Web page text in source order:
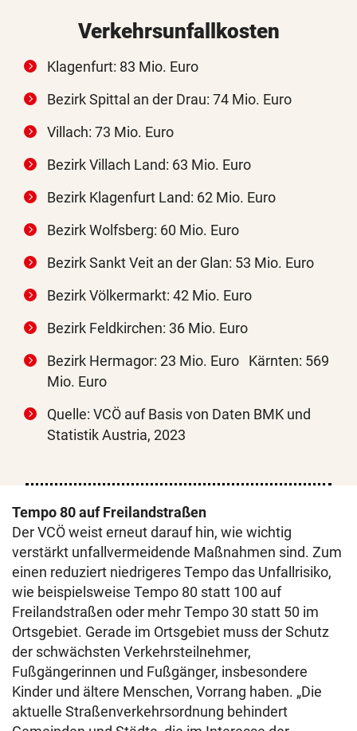
Verkehrsunfallkosten
Klagenfurt: 83 Mio. Euro
Bezirk Spittal an der Drau: 74 Mio. Euro
Villach: 73 Mio. Euro
Bezirk Villach Land: 63 Mio. Euro
Bezirk Klagenfurt Land: 62 Mio. Euro
Bezirk Wolfsberg: 60 Mio. Euro
Bezirk Sankt Veit an der Glan: 53 Mio. Euro
Bezirk Völkermarkt: 42 Mio. Euro
Bezirk Feldkirchen: 36 Mio. Euro
Bezirk Hermagor: 23 Mio. Euro Kärnten: 569
Mio. Euro
Quelle: VCÖ auf Basis von Daten BMK und
Statistik Austria, 2023
Tempo 80 auf Freilandstraßen
Der VCÖ weist erneut darauf hin, wie wichtig
verstärkt unfallvermeidende Maßnahmen sind. Zum
einen reduziert niedrigeres Tempo das Unfallrisiko,
wie beispielsweise Tempo 80 statt 100 auf
Freilandstraßen oder mehr Tempo 30 statt 50 im
Ortsgebiet. Gerade im Ortsgebiet muss der Schutz
der schwächsten Verkehrsteilnehmer,
Fußgängerinnen und Fußgänger, insbesondere
Kinder und ältere Menschen, Vorrang haben. „Die
aktuelle Straßenverkehrsordnung behindert